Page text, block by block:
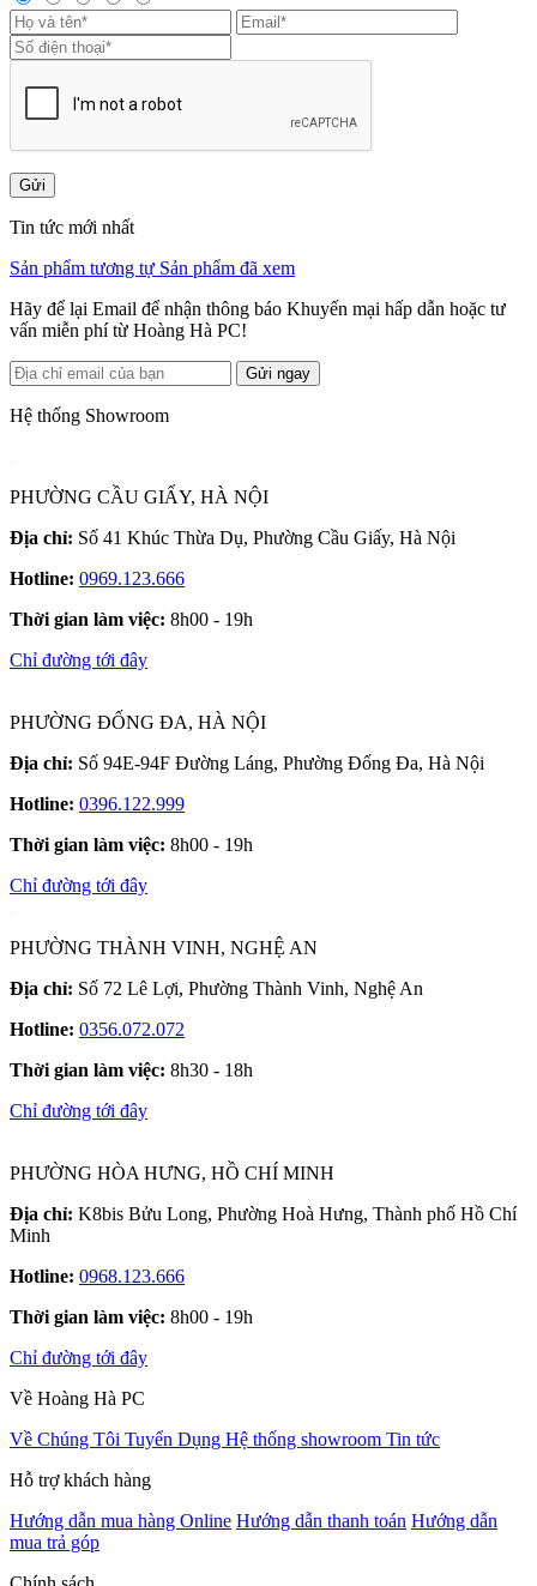
Gửi
Tin tức mới nhất
Sản phẩm tương tự Sản phẩm đã xem
Hãy để lại Email để nhận thông báo Khuyến mại hấp dẫn hoặc tư
vấn miễn phí từ Hoàng Hà PC!
Gửi ngay
Hệ thống Showroom
PHƯỜNG CẦU GIẤY, HÀ NỘI
Địa chỉ: Số 41 Khúc Thừa Dụ, Phường Cầu Giấy, Hà Nội
Hotline: 0969.123.666
Thời gian làm việc: 8h00 - 19h
Chỉ đường tới đây
PHƯỜNG ĐỐNG ĐA, HÀ NỘI
Địa chỉ: Số 94E-94F Đường Láng, Phường Đống Đa, Hà Nội
Hotline: 0396.122.999
Thời gian làm việc: 8h00 - 19h
Chỉ đường tới đây
PHƯỜNG THÀNH VINH, NGHỆ AN
Địa chỉ: Số 72 Lê Lợi, Phường Thành Vinh, Nghệ An
Hotline: 0356.072.072
Thời gian làm việc: 8h30 - 18h
Chỉ đường tới đây
PHƯỜNG HÒA HƯNG, HỒ CHÍ MINH
Địa chỉ: K8bis Bửu Long, Phường Hoà Hưng, Thành phố Hồ Chí
Minh
Hotline: 0968.123.666
Thời gian làm việc: 8h00 - 19h
Chỉ đường tới đây
Về Hoàng Hà PC
Về Chúng Tôi Tuyển Dụng Hệ thống showroom Tin tức
Hỗ trợ khách hàng
Hướng dẫn mua hàng Online Hướng dẫn thanh toán Hướng dẫn
mua trả góp